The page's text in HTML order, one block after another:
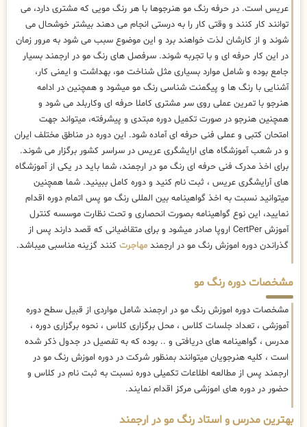
عریس است. در حرفه رنگ مو هنرجوها با هر رنگ مویی که مشتری دارد، می
توانند کار کنند و وقتی کار را به درستی انجام می دهند بیشتر خوشحال می
شوند و از کارشان لذت خواهند برد و این موضوع سبب می شود به مرور زمان
در این کار حرفه ای و با تجربه شوند. سرفصل های رنگ مو در ارجمند بسیار
جامع بوده و شامل موارد بسیاری مثل شناخت مو، بهداشت و ایمنی کار،
آشنایی با رنگ ها و پیگمنت شناسی رنگ مو میشود و همچنین در ادامه
هنرجو با تمرین عملی روی سر مشتری کاملا حرفه ای وکاربلد می شود و
همچنین هنرجو در صورت تکمیل دوره مبتدی و پیشرفته، میتواند جهت
امتحان کتبی و عملی فنی حرفه ای آماده شود. این دوره در مناطق مختلف ایران
و در شعب آموزشگاه های ارایشگری عریس در سراسر کشور برگزار می شوند.
برای اخذ مدرک فنی حرفه ای رنگ مو در ارجمند، شما باید در یکی از آموزشگاه
های آرایشگری عریس ، ثبت نام کنید و دوره کامل ببینید. شما همچنین
میتوانید نسبت به اخذ گواهینامه بین المللی رنگ مو پس اتمام دوره اقدام
نمایید، این نوع گواهینامه بصورت انحصاری و تحت نظارت موسسه کنترل
آموزش CertPer اروپا صادر میشود و برای متقاضیانی که قصد دارند پس از
گذراندن دوره اموزش رنگ مو در ارجمند مهاجرت کنند گزینه مناسبی میباشد.
مشخصات دوره رنگ مو
مشخصات دوره اموزش رنگ مو در ارجمند شامل مواردی از قبیل سطح دوره
آموزشی ، تعداد جلسات کلاس ، محل برگزاری کلاس ، نحوه برگزاری دوره ،
مدرس ، گواهینامه های دریافتی و .. بوده که به تفصیل در جدول ذکر شده
است ، کلیه هنرجویان میتوانند بمنظور شرکت در دوره اموزش رنگ مو در
ارجمند پس از مطالعه اطلاعات تکمیلی دوره نسبت به ثبت نام در کلاس و
حضور در دوره های اموزشی مرکز اقدام نمایند.
بهترین مدرس و استاد رنگ مو در ارجمند